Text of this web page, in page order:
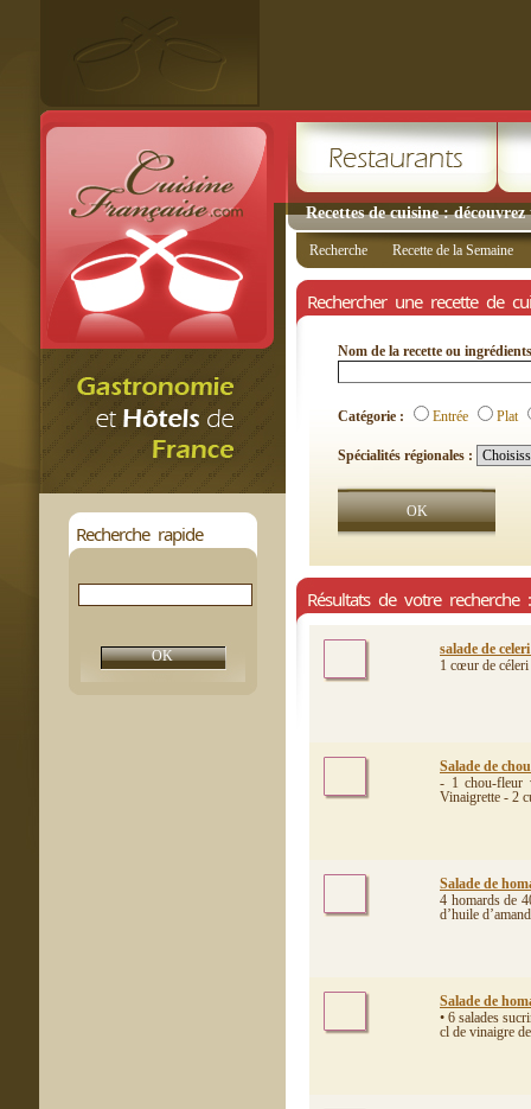
Recettes de cuisine :
Recherche rapide
Recherche Recette de la Semaine
Rechercher une recette de
Nom de la recette ou
Catégorie : Entrée Plat
Spécialités régionales :
Résultats de votre
salade de
1 cœur de
Salade de
- 1 chou-fleur
Vinaigrette - 2
Salade de
4 homards de
d’huile
Salade de
• 6 salades
cl de vinaigre